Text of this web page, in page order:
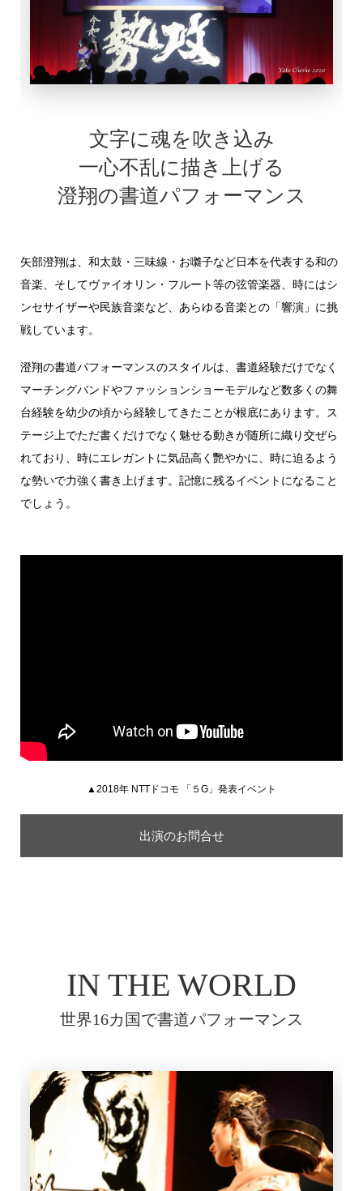
文字に魂を吹き込み
一心不乱に描き上げる
澄翔の書道パフォーマンス
矢部澄翔は、和太鼓・三味線・お囃子など日本を代表する和の
音楽、そしてヴァイオリン・フルート等の弦管楽器、時にはシ
ンセサイザーや民族音楽など、あらゆる音楽との「響演」に挑
戦しています。
澄翔の書道パフォーマンスのスタイルは、書道経験だけでなく
マーチングバンドやファッションショーモデルなど数多くの舞
台経験を幼少の頃から経験してきたことが根底にあります。ス
テージ上でただ書くだけでなく魅せる動きが随所に織り交ぜら
れており、時にエレガントに気品高く艷やかに、時に迫るよう
な勢いで力強く書き上げます。記憶に残るイベントになること
でしょう。
▲2018年 NTTドコモ 「５G」発表イベント
出演のお問合せ
IN THE WORLD
世界16カ国で書道パフォーマンス